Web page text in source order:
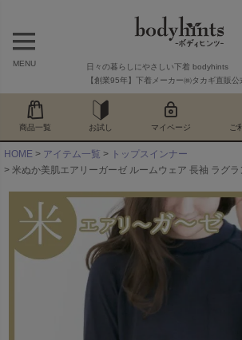
MENU
日々の暮らしにやさしい下着 bodyhints
【創業95年】下着メーカー㈱タカギ直販公
商品一覧 お試し マイページ ご
HOME アイテム一覧
トップスインナー
米ぬか美肌エアリーガーゼ ルームウェア 長袖 ラグラ